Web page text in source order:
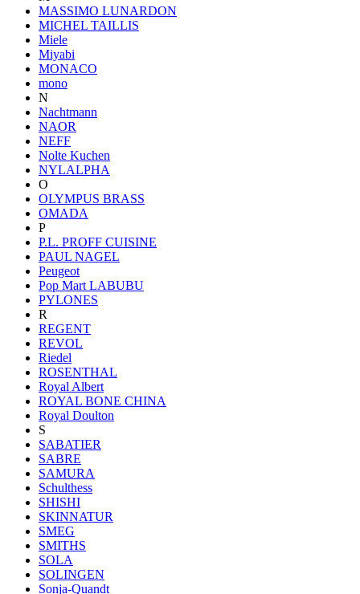
MASSIMO LUNARDON
MICHEL TAILLIS
Miele
Miyabi
MONACO
mono
N
Nachtmann
NAOR
NEFF
Nolte Kuchen
NYLALPHA
O
OLYMPUS BRASS
OMADA
P
P.L. PROFF CUISINE
PAUL NAGEL
Peugeot
Pop Mart LABUBU
PYLONES
R
REGENT
REVOL
Riedel
ROSENTHAL
Royal Albert
ROYAL BONE CHINA
Royal Doulton
S
SABATIER
SABRE
SAMURA
Schulthess
SHISHI
SKINNATUR
SMEG
SMITHS
SOLA
SOLINGEN
Sonja-Quandt